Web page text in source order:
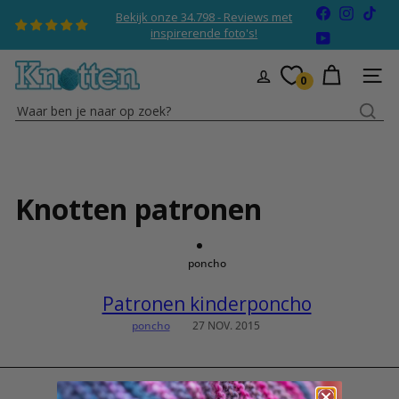
inhoud
gaan
Diavoorstelling
pauzeren
Bekijk onze 34.798 - Reviews met
inspirerende foto's!
Facebook
YouTube
K
n
o
n
0
Waar
op
zoek?
Knotten patronen
poncho
Patronen kinderponcho
poncho 27 NOV. 2015